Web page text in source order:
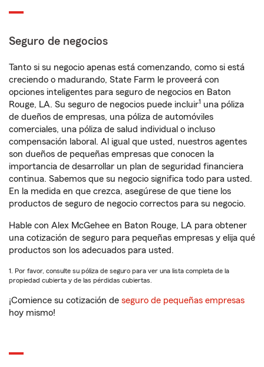
Seguro de negocios
Tanto si su negocio apenas está comenzando, como si está
creciendo o madurando, State Farm le proveerá con
opciones inteligentes para seguro de negocios en Baton
Rouge, LA. Su seguro de negocios puede incluir1 una póliza
de dueños de empresas, una póliza de automóviles
comerciales, una póliza de salud individual o incluso
compensación laboral. Al igual que usted, nuestros agentes
son dueños de pequeñas empresas que conocen la
importancia de desarrollar un plan de seguridad financiera
continua. Sabemos que su negocio significa todo para usted.
En la medida en que crezca, asegúrese de que tiene los
productos de seguro de negocio correctos para su negocio.
Hable con Alex McGehee en Baton Rouge, LA para obtener
una cotización de seguro para pequeñas empresas y elija qué
productos son los adecuados para usted.
1. Por favor, consulte su póliza de seguro para ver una lista completa de la
propiedad cubierta y de las pérdidas cubiertas.
¡Comience su cotización de seguro de pequeñas empresas
hoy mismo!